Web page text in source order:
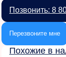
Позвонить: 8
Перезвоните мне
Похожие в